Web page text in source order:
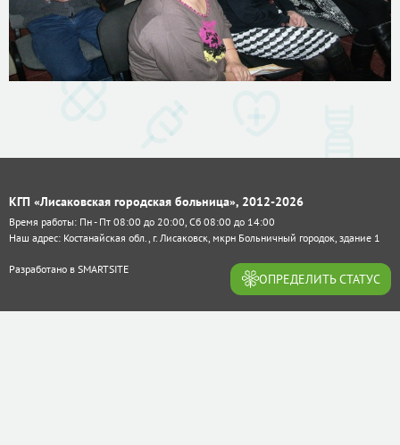
КГП «Лисаковская городская больница», 2012-2026
Время работы: Пн - Пт 08:00 до 20:00, Сб 08:00 до 14:00
Наш адрес: Костанайская обл., г. Лисаковск, мкрн Больничный городок, здание 1
Разработано в SMARTSITE
ОПРЕДЕЛИТЬ СТАТУС